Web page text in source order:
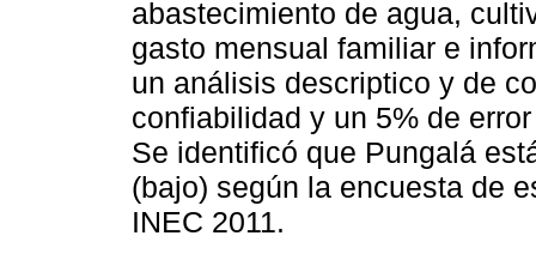
abastecimiento de agua,
gasto mensual familiar e
un análisis descriptico y de
confiabilidad y un 5% de
Se identificó que Pungalá
(bajo) según la encuesta de
INEC 2011.